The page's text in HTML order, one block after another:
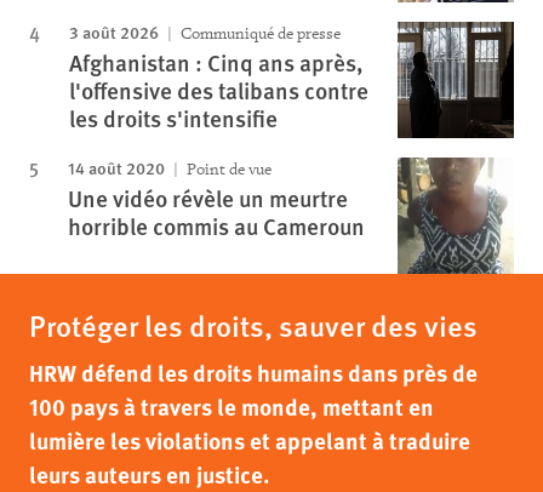
3 août 2026 Communiqué de presse
Afghanistan : Cinq ans après,
l'offensive des talibans contre
les droits s'intensifie
14 août 2020 Point de vue
Une vidéo révèle un meurtre
horrible commis au Cameroun
Protéger les droits, sauver des vies
HRW défend les droits humains dans près de
100 pays à travers le monde, mettant en
lumière les violations et appelant à traduire
leurs auteurs en justice.